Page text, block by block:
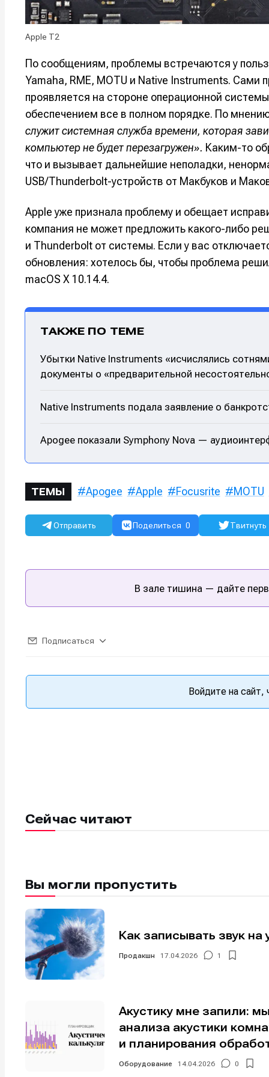
Вы сможете
Электронная
почта
Я не
Нажимая на
обработки
Вы сможете
Электронная
почта
Я не
Нажимая на
обработки
Вы сможете
Электронная
почта
Я не
Нажимая на
обработки
Сцена
🎙️ Подкаст
📖
👷 Профили
Вы сможете
Электронная
почта
Я не
Нажимая на
обработки
Сцена
🎙️ Подкаст
📖
👷 Профили
Apple T2
По сообщениям, проблемы встречаются у
Yamaha, RME, MOTU и Native Instruments. Сами
проявляется на стороне операционной
обеспечением все в полном порядке. По
служит системная служба времени, которая
компьютер не будет перезагружен». Каким-то
что и вызывает дальнейшие неполадки,
USB/Thunderbolt-устройств от Макбуков и
Apple уже признала проблему и обещает
компания не может предложить какого-либо
и Thunderbolt от системы. Если у вас
обновления: хотелось бы, чтобы проблема
macOS X 10.14.4.
ТАКЖЕ ПО ТЕМЕ
Убытки Native Instruments «исчислялись
документы о «предварительной
Native Instruments подала заявление о
Apogee показали Symphony Nova —
ТЕМЫ Apogee Apple Focusrite MOTU
Отправить Поделиться 0 Твитнуть
В зале тишина — дайте
Подписаться
Войдите на
Сейчас читают
Вы могли пропустить
Как записывать звук на
Продакшн 17.04.2026 1
Акустику мне запили:
анализа акустики
и планирования
Оборудование 14.04.2026 0